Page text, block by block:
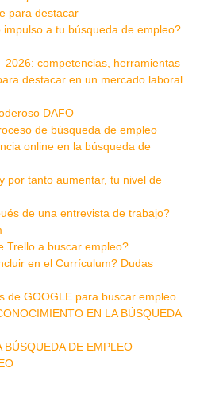
para destacar
a tu búsqueda de empleo?
competencias, herramientas
destacar en un mercado laboral
DAFO
de búsqueda de empleo
online en la búsqueda de
por tanto aumentar, tu nivel de
de una entrevista de trabajo?
Trello a buscar empleo?
en el Currículum? Dudas
de GOOGLE para buscar empleo
EN LA BÚSQUEDA
DE EMPLEO